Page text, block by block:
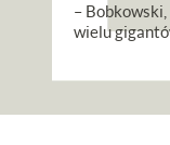
–
wielu